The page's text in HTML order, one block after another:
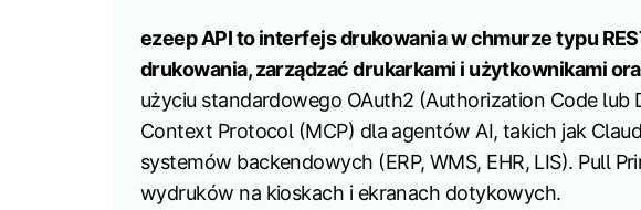
ezeep API to interfejs drukowania w chmurze typu
drukowania, zarządzać drukarkami i użytkownikami
użyciu standardowego OAuth2 (Authorization Code
Context Protocol (MCP) dla agentów AI, takich jak
systemów backendowych (ERP, WMS, EHR, LIS). Pull
wydruków na kioskach i ekranach dotykowych.